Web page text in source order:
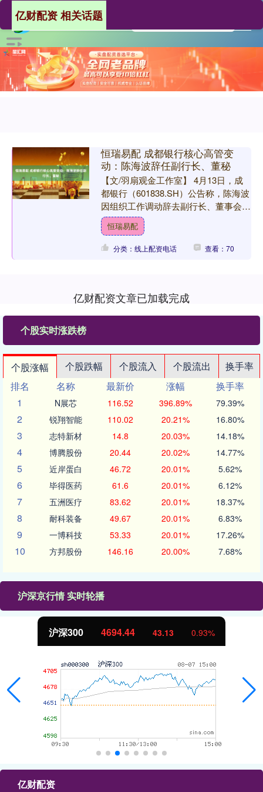
亿财配资 相关话题
恒瑞易配 成都银行核心高管变
动：陈海波辞任副行长、董秘
【文/羽扇观金工作室】 4月13日，成
都银行（601838.SH）公告称，陈海波
因组织工作调动辞去副行长、董事会秘
书职务，辞任后不再担任该行任何职
务。同日，该行....
恒瑞易配
分类：线上配资电话 查看：70
亿财配资文章已加载完成
个股实时涨跌榜
个股涨幅 个股跌幅 个股流入 个股流出
换手率
排名
名称 最新价 涨幅
换手率
1
N展芯 116.52 396.89% 79.39%
2 锐翔智能 110.02 20.21% 16.80%
3 志特新材 14.8 20.03% 14.18%
4 博腾股份 20.44 20.02% 14.77%
5 近岸蛋白 46.72 20.01% 5.62%
6 毕得医药 61.6 20.01% 6.12%
7 五洲医疗 83.62 20.01% 18.37%
8 耐科装备 49.67 20.01% 6.83%
9 一博科技 53.33 20.01% 17.26%
10 方邦股份 146.16 20.00% 7.68%
沪深京行情 实时轮播
北证50 1134.24 11.37 1.01%
亿财配资